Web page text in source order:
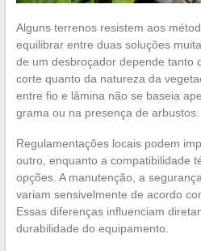
Alguns terrenos resistem aos
equilibrar entre duas soluções
de um desbroçador depende tanto
corte quanto da natureza da
entre fio e lâmina não se baseia
grama ou na presença de arbustos.
Regulamentações locais podem
outro, enquanto a compatibilidade
opções. A manutenção, a
variam sensivelmente de acordo
Essas diferenças influenciam
durabilidade do equipamento.